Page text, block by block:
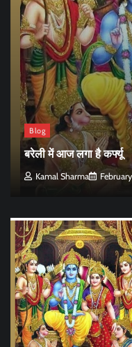
Blog
बरेली में आज लगा है कर्फ्यू
Kamal Sharma